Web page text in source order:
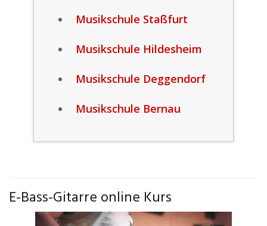
Musikschule Staßfurt
Musikschule Hildesheim
Musikschule Deggendorf
Musikschule Bernau
E-Bass-Gitarre online Kurs